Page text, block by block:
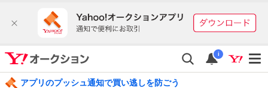
i
アプリのプッシュ通知で買い逃しを防ごう